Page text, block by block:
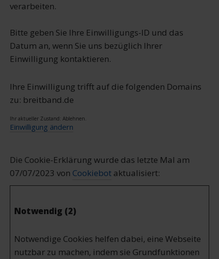
verarbeiten.
Bitte geben Sie Ihre Einwilligungs-ID und das
Datum an, wenn Sie uns bezüglich Ihrer
Einwilligung kontaktieren.
Ihre Einwilligung trifft auf die folgenden Domains
zu: breitband.de
Ihr aktueller Zustand: Ablehnen.
Einwilligung ändern
Die Cookie-Erklärung wurde das letzte Mal am
07/07/2023 von Cookiebot aktualisiert:
Notwendig (2)
Notwendige Cookies helfen dabei, eine Webseite
nutzbar zu machen, indem sie Grundfunktionen